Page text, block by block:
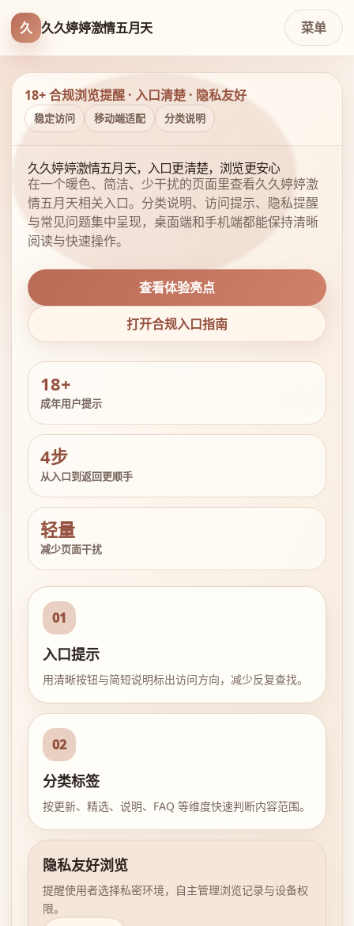
久 久久婷婷激情五月天 菜单
18+ 合规浏览提醒 · 入口清楚 · 隐私友好
稳定访问 移动端适配 分类说明
久久婷婷激情五月天，入口更清楚，浏览更安心
在一个暖色、简洁、少干扰的页面里查看久久婷婷激
情五月天相关入口。分类说明、访问提示、隐私提醒
与常见问题集中呈现，桌面端和手机端都能保持清晰
阅读与快速操作。
查看体验亮点
打开合规入口指南
18+
成年用户提示
4步
从入口到返回更顺手
轻量
减少页面干扰
01
入口提示
用清晰按钮与简短说明标出访问方向，减少反复查找。
02
分类标签
按更新、精选、说明、FAQ 等维度快速判断内容范围。
隐私友好浏览
提醒使用者选择私密环境，自主管理浏览记录与设备权
限。